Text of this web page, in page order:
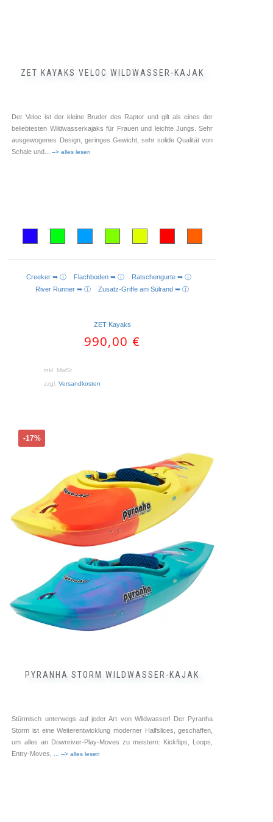
ZET KAYAKS VELOC WILDWASSER-KAJAK
Der Veloc ist der kleine Bruder des Raptor und gilt als eines der
beliebtesten Wildwasserkajaks für Frauen und leichte Jungs. Sehr
ausgewogenes Design, geringes Gewicht, sehr solide Qualität von
Schale und ... --> alles lesen
AUSFÜHRUNG WÄHLEN
Creeker ➥ ⓘ Flachboden ➥ ⓘ Ratschengurte ➥ ⓘ
River Runner ➥ ⓘZusatz-Griffe am Sülrand ➥ ⓘ
ZET Kayaks
990,00 €
inkl. MwSt.
zzgl.Versandkosten
-17%
PYRANHA STORM WILDWASSER-KAJAK
Stürmisch unterwegs auf jeder Art von Wildwasser! Der Pyranha
Storm ist eine Weiterentwicklung moderner Halfslices, geschaffen,
um alles an Downriver-Play-Moves zu meistern: Kickflips, Loops,
Entry-Moves, ... --> alles lesen
Dieses
Produkt
Optionen
können
werden